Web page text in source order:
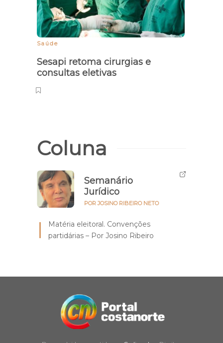
Saúde
Sesapi retoma cirurgias e
consultas eletivas
Coluna
Semanário
Jurídico
POR JOSINO RIBEIRO NETO
Matéria eleitoral. Convenções
partidárias – Por Josino Ribeiro